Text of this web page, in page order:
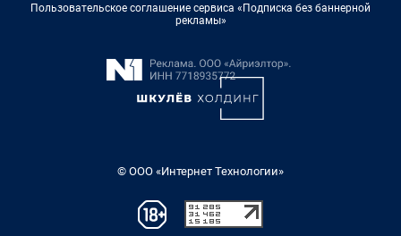
Пользовательское соглашение сервиса «Подписка без баннерной
рекламы»
© ООО «Интернет Технологии»